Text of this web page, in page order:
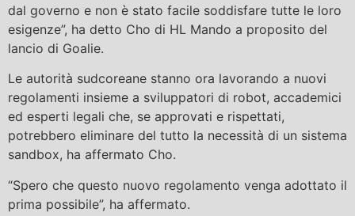
dal governo e non è stato facile soddisfare tutte le loro
esigenze”, ha detto Cho di HL Mando a proposito del
lancio di Goalie.
Le autorità sudcoreane stanno ora lavorando a nuovi
regolamenti insieme a sviluppatori di robot, accademici
ed esperti legali che, se approvati e rispettati,
potrebbero eliminare del tutto la necessità di un sistema
sandbox, ha affermato Cho.
“Spero che questo nuovo regolamento venga adottato il
prima possibile”, ha affermato.